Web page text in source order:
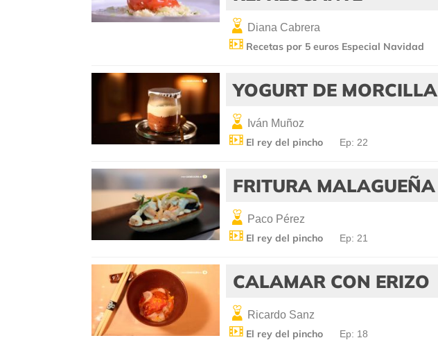
Diana Cabrera
Recetas por 5 euros Especial Navidad
YOGURT DE MORCILLA
Iván Muñoz
El rey del pincho Ep: 22
FRITURA MALAGUEÑA
Paco Pérez
El rey del pincho Ep: 21
CALAMAR CON ERIZO
Ricardo Sanz
El rey del pincho Ep: 18